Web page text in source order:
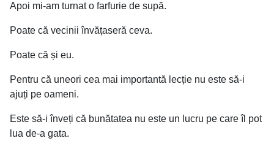
Apoi mi-am turnat o farfurie de supă.
Poate că vecinii învățaseră ceva.
Poate că și eu.
Pentru că uneori cea mai importantă lecție nu este să-i
ajuți pe oameni.
Este să-i înveți că bunătatea nu este un lucru pe care îl pot
lua de-a gata.